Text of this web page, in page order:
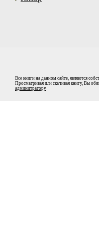
Все книги на данном сайте, являются
Просматривая или скачивая книгу, Вы
админитратору